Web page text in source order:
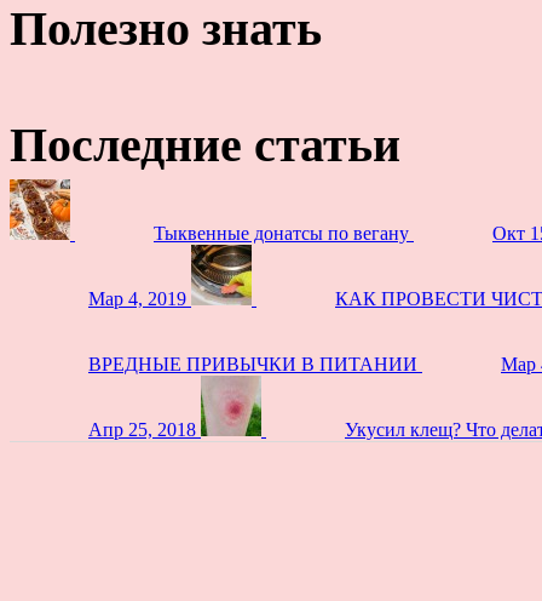
Полезно знать
Последние статьи
Тыквенные донатсы по вегану Окт
Мар 4, 2019 КАК ПРОВЕСТИ
ВРЕДНЫЕ ПРИВЫЧКИ В ПИТАНИИ Мар
Апр 25, 2018 Укусил клещ? Что